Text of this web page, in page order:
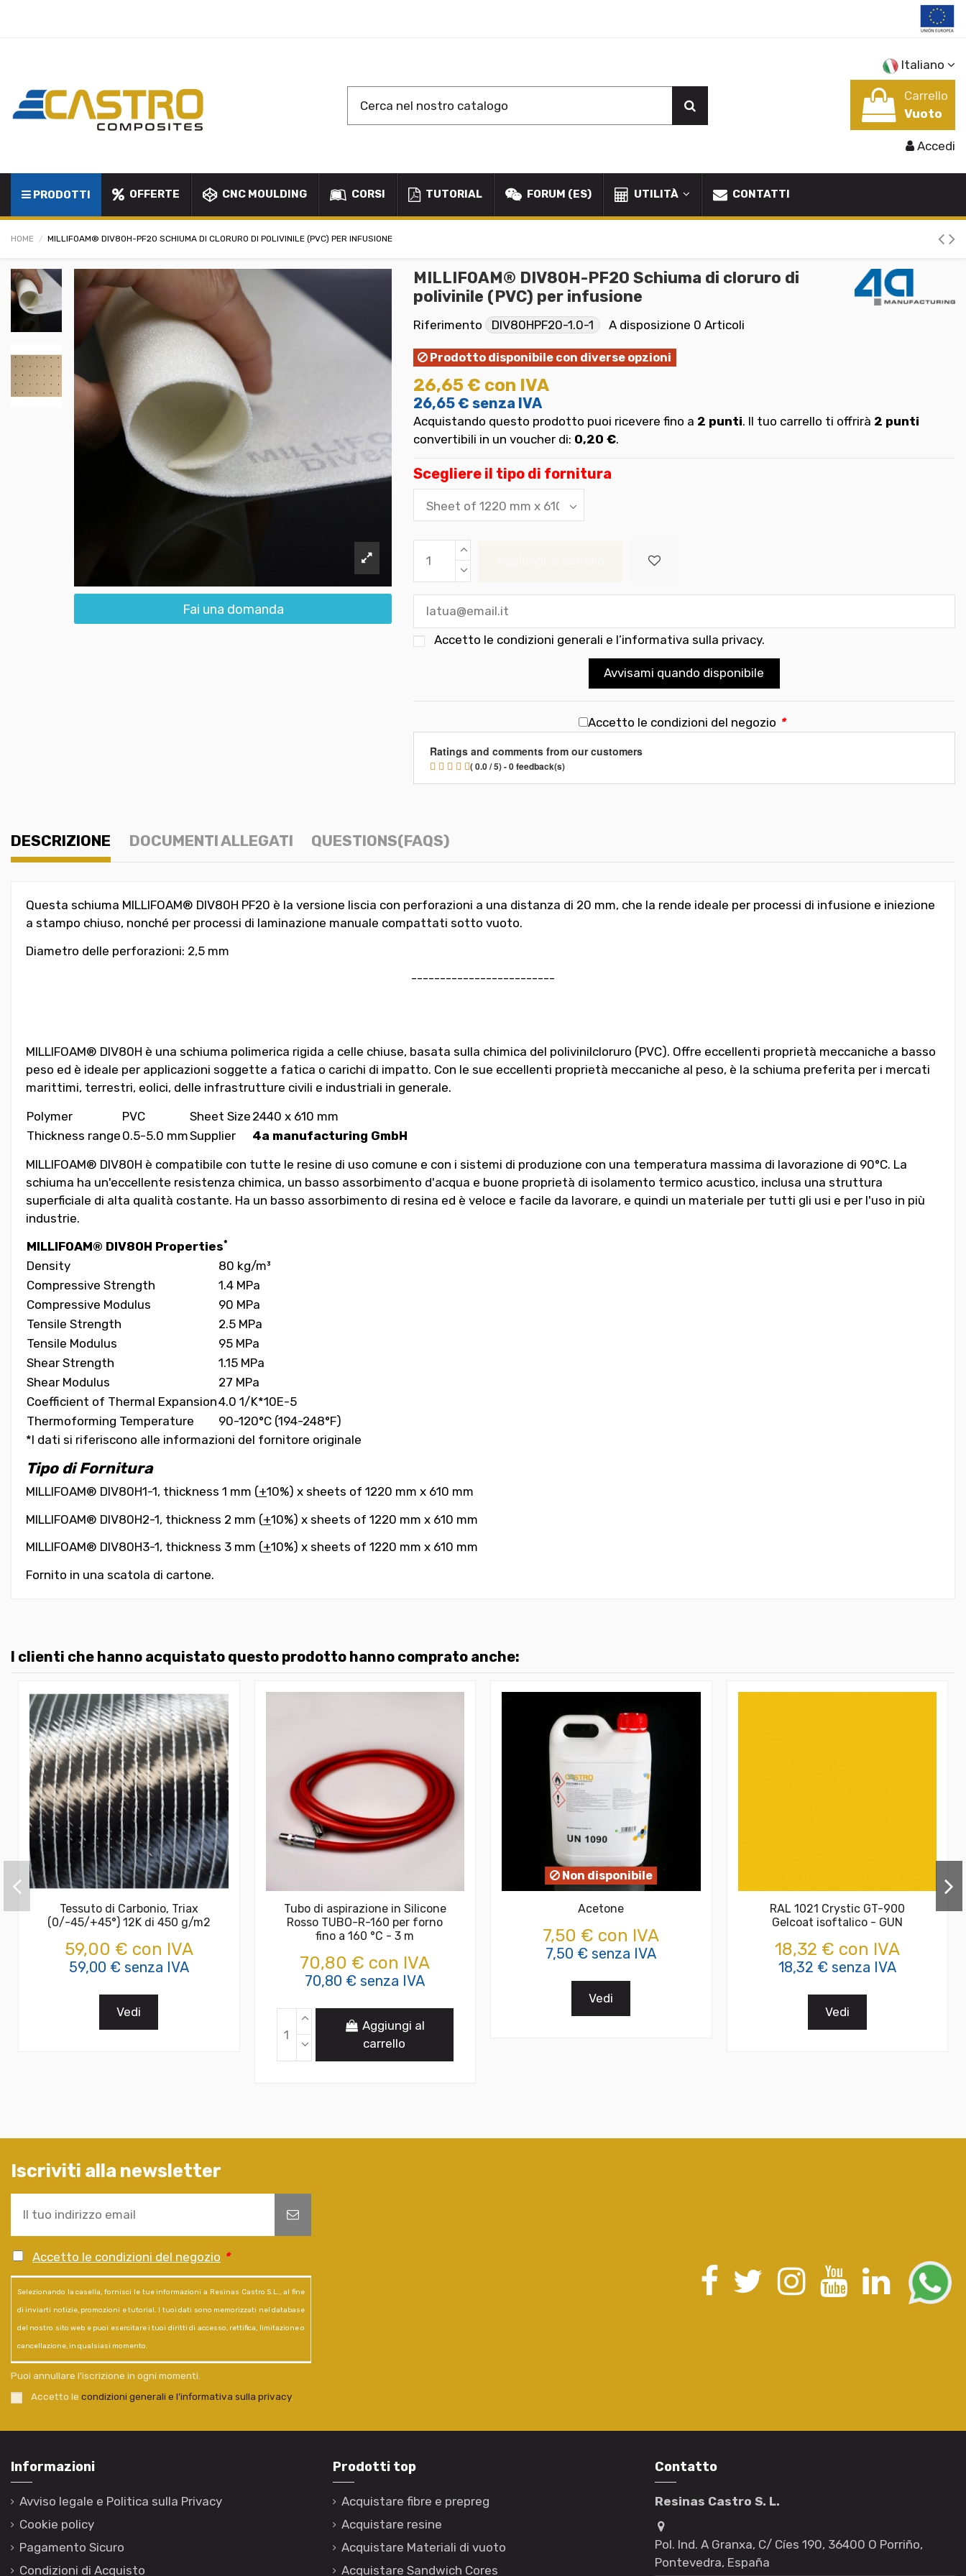
Italiano
Carrello
Vuoto
Accedi
PRODOTTI OFFERTE CNC MOULDING CORSI TUTORIAL FORUM (ES) UTILITÀ CONTATTI
HOME MILLIFOAM® DIV80H-PF20 SCHIUMA DI CLORURO DI POLIVINILE (PVC) PER INFUSIONE
Fai una domanda
MILLIFOAM® DIV80H-PF20 Schiuma di cloruro di
polivinile (PVC) per infusione
Riferimento DIV80HPF20-1.0-1 A disposizione 0 Articoli
Prodotto disponibile con diverse opzioni
26,65 € con IVA
26,65 € senza IVA
Acquistando questo prodotto puoi ricevere fino a 2 punti. Il tuo carrello ti offrirà 2 punti
convertibili in un voucher di: 0,20 €.
Scegliere il tipo di fornitura
Accetto le condizioni generali e l’informativa sulla privacy.
Avvisami quando disponibile
Accetto le condizioni del negozio *
Ratings and comments from our customers
( 0.0 / 5) - 0 feedback(s)
DESCRIZIONE DOCUMENTI ALLEGATI QUESTIONS(FAQS)
Questa schiuma MILLIFOAM® DIV80H PF20 è la versione liscia con perforazioni a una distanza di 20 mm, che la rende ideale per processi di infusione e iniezione
a stampo chiuso, nonché per processi di laminazione manuale compattati sotto vuoto.
Diametro delle perforazioni: 2,5 mm
-------------------------
MILLIFOAM® DIV80H è una schiuma polimerica rigida a celle chiuse, basata sulla chimica del polivinilcloruro (PVC). Offre eccellenti proprietà meccaniche a basso
peso ed è ideale per applicazioni soggette a fatica o carichi di impatto. Con le sue eccellenti proprietà meccaniche al peso, è la schiuma preferita per i mercati
marittimi, terrestri, eolici, delle infrastrutture civili e industriali in generale.
Polymer
PVC Sheet Size 2440 x 610 mm
Thickness range 0.5-5.0 mmSupplier
4a manufacturing GmbH
MILLIFOAM® DIV80H è compatibile con tutte le resine di uso comune e con i sistemi di produzione con una temperatura massima di lavorazione di 90°C. La
schiuma ha un'eccellente resistenza chimica, un basso assorbimento d'acqua e buone proprietà di isolamento termico acustico, inclusa una struttura
superficiale di alta qualità costante. Ha un basso assorbimento di resina ed è veloce e facile da lavorare, e quindi un materiale per tutti gli usi e per l'uso in più
industrie.
MILLIFOAM® DIV80H Properties*
Density
80 kg/m³
Compressive Strength
1.4 MPa
Compressive Modulus
90 MPa
Tensile Strength
2.5 MPa
Tensile Modulus
95 MPa
Shear Strength
1.15 MPa
Shear Modulus
27 MPa
Coefficient of Thermal Expansion4.0 1/K*10E-5
Thermoforming Temperature
90-120°C (194-248°F)
*I dati si riferiscono alle informazioni del fornitore originale
Tipo di Fornitura
MILLIFOAM® DIV80H1-1, thickness 1 mm (+10%) x sheets of 1220 mm x 610 mm
MILLIFOAM® DIV80H2-1, thickness 2 mm (+10%) x sheets of 1220 mm x 610 mm
MILLIFOAM® DIV80H3-1, thickness 3 mm (+10%) x sheets of 1220 mm x 610 mm
Fornito in una scatola di cartone.
I clienti che hanno acquistato questo prodotto hanno comprato anche:
Tessuto di Carbonio, Triax
(0/-45/+45°) 12K di 450 g/m2
59,00 € con IVA
59,00 € senza IVA
Vedi
Tubo di aspirazione in Silicone
Rosso TUBO-R-160 per forno
fino a 160 °C - 3 m
70,80 € con IVA
70,80 € senza IVA
Aggiungi al
carrello
Non disponibile
Acetone
7,50 € con IVA
7,50 € senza IVA
Vedi
RAL 1021 Crystic GT-900
Gelcoat isoftalico - GUN
18,32 € con IVA
18,32 € senza IVA
Vedi
Iscriviti alla newsletter
Accetto le condizioni del negozio *
Selezionando la casella, fornisci le tue informazioni a Resinas Castro S.L., al fine
di inviarti notizie, promozioni e tutorial. I tuoi dati sono memorizzati nel database
del nostro sito web e puoi esercitare i tuoi diritti di accesso, rettifica, limitazione o
cancellazione, in qualsiasi momento.
Puoi annullare l'iscrizione in ogni momenti.
Accetto le condizioni generali e l’informativa sulla privacy.
Informazioni
Avviso legale e Politica sulla Privacy
Cookie policy
Pagamento Sicuro
Condizioni di Acquisto
Prodotti top
Acquistare fibre e prepreg
Acquistare resine
Acquistare Materiali di vuoto
Acquistare Sandwich Cores
Contatto
Resinas Castro S. L.
Pol. Ind. A Granxa, C/ Cíes 190, 36400 O Porriño,
Pontevedra, España